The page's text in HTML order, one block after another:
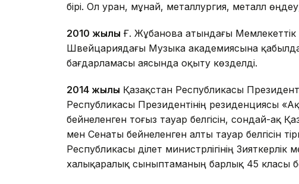
бірі. Ол уран, мұнай, металлургия, металл
2010 жылы Ғ. Жұбанова атындағы
Швейцариядағы Музыка академиясына
бағдарламасы аясында оқыту көзделді.
2014 жылы Қазақстан Республикасы
Республикасы Президентінің резиденциясы
бейнеленген тоғыз тауар белгісін, сондай-ақ
мен Сенаты бейнеленген алты тауар белгісін
Республикасы Әділет министрлігінің
халықаралық сыныптаманың барлық 45 класы